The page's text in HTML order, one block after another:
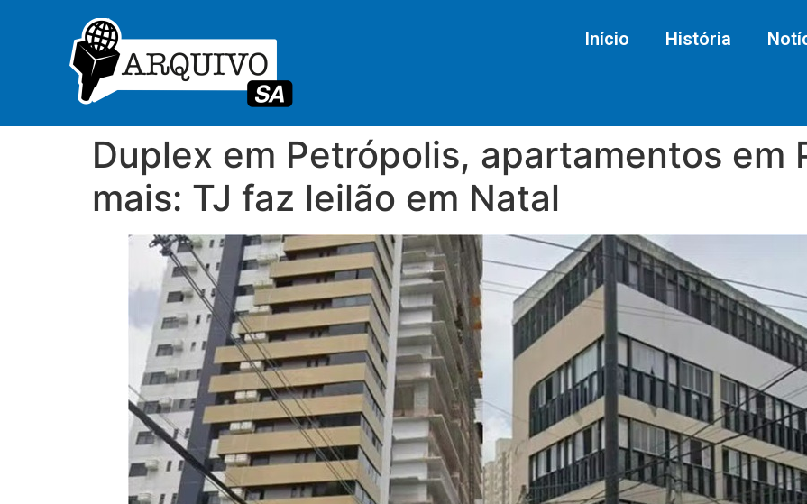
Início História
Duplex em Petrópolis, apartamentos em
mais: TJ faz leilão em Natal